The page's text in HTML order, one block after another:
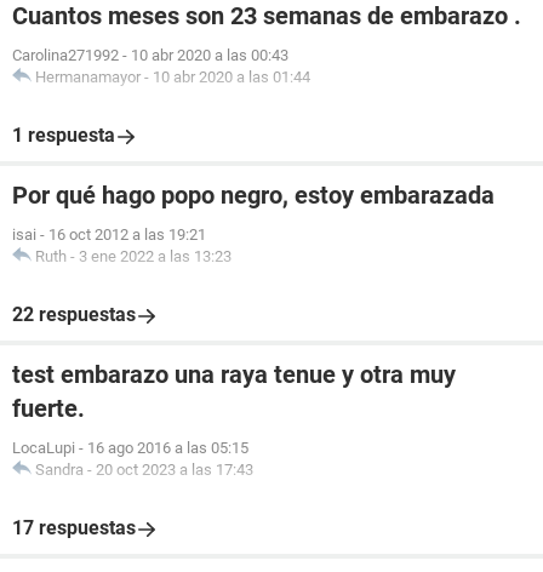
Cuantos meses son 23 semanas de embarazo .
Carolina271992 - 10 abr 2020 a las 00:43
Hermanamayor - 10 abr 2020 a las 01:44
1 respuesta
Por qué hago popo negro, estoy embarazada
isai - 16 oct 2012 a las 19:21
Ruth - 3 ene 2022 a las 13:23
22 respuestas
test embarazo una raya tenue y otra muy
fuerte.
LocaLupi - 16 ago 2016 a las 05:15
Sandra - 20 oct 2023 a las 17:43
17 respuestas